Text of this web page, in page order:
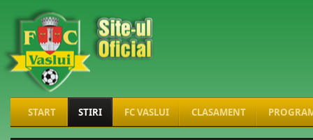
START STIRI FC VASLUI CLASAMENT